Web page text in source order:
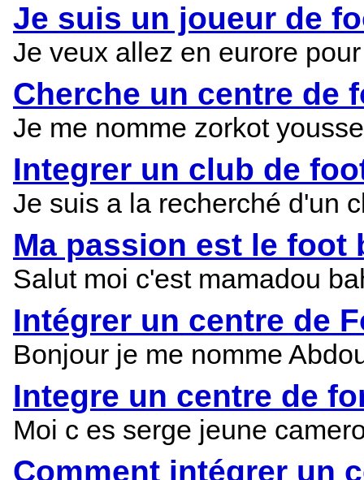
Je suis un joueur de
Je veux allez en eurore
Cherche un centre de
Je me nomme zorkot
Integrer un club de
Je suis a la recherché d'un
Ma passion est le foot
Salut moi c'est mamadou
Intégrer un centre de
Bonjour je me nomme
Integre un centre de
Moi c es serge jeune
Comment intégrer un